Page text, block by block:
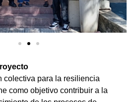
colectiva para la resiliencia
como objetivo contribuir a la